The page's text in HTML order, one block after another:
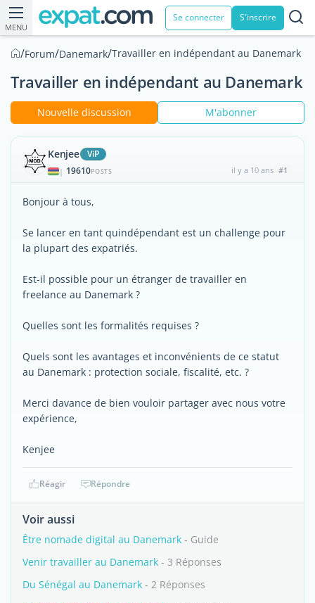
MENU
Se connecter S'inscrire
/Forum/Danemark/Travailler en indépendant au Danemark
Travailler en indépendant au Danemark
Nouvelle discussion M'abonner
Kenjee ViP
| 19610POSTS il y a 10 ans #1
Bonjour à tous,
Se lancer en tant quindépendant est un challenge pour
la plupart des expatriés.
Est-il possible pour un étranger de travailler en
freelance au Danemark ?
Quelles sont les formalités requises ?
Quels sont les avantages et inconvénients de ce statut
au Danemark : protection sociale, fiscalité, etc. ?
Merci davance de bien vouloir partager avec nous votre
expérience,
Kenjee
Réagir Répondre
Voir aussi
Être nomade digital au Danemark - Guide
Venir travailler au Danemark - 3 Réponses
Du Sénégal au Danemark - 2 Réponses